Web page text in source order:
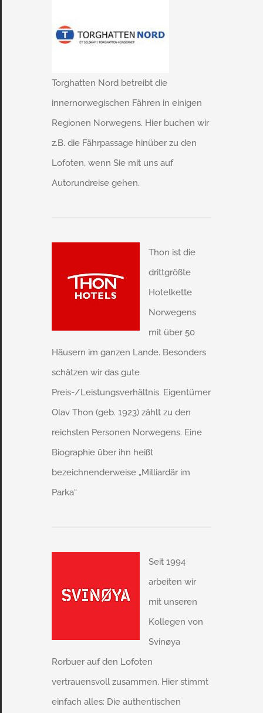
Torghatten Nord betreibt die
innernorwegischen Fähren in einigen
Regionen Norwegens. Hier buchen wir
z.B. die Fährpassage hinüber zu den
Lofoten, wenn Sie mit uns auf
Autorundreise gehen.
Thon ist die
drittgrößte
Hotelkette
Norwegens
mit über 50
Häusern im ganzen Lande. Besonders
schätzen wir das gute
Preis-/Leistungsverhältnis. Eigentümer
Olav Thon (geb. 1923) zählt zu den
reichsten Personen Norwegens. Eine
Biographie über ihn heißt
bezeichnenderweise „Milliardär im
Parka“
Seit 1994
arbeiten wir
mit unseren
Kollegen von
Svinøya
Rorbuer auf den Lofoten
vertrauensvoll zusammen. Hier stimmt
einfach alles: Die authentischen